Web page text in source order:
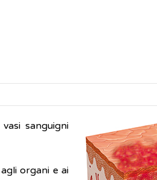
sanguigni
organi e ai